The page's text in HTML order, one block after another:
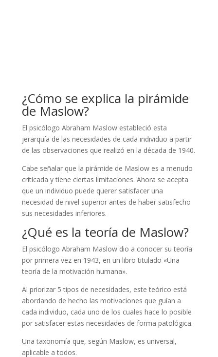
¿Cómo se explica la pirámide
de Maslow?
El psicólogo Abraham Maslow estableció esta
jerarquía de las necesidades de cada individuo a partir
de las observaciones que realizó en la década de 1940.
Cabe señalar que la pirámide de Maslow es a menudo
criticada y tiene ciertas limitaciones. Ahora se acepta
que un individuo puede querer satisfacer una
necesidad de nivel superior antes de haber satisfecho
sus necesidades inferiores.
¿Qué es la teoría de Maslow?
El psicólogo Abraham Maslow dio a conocer su teoría
por primera vez en 1943, en un libro titulado «Una
teoría de la motivación humana».
Al priorizar 5 tipos de necesidades, este teórico está
abordando de hecho las motivaciones que guían a
cada individuo, cada uno de los cuales hace lo posible
por satisfacer estas necesidades de forma patológica.
Una taxonomía que, según Maslow, es universal,
aplicable a todos.